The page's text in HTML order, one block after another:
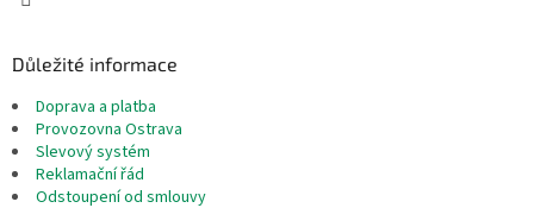
Důležité informace
Doprava a platba
Provozovna Ostrava
Slevový systém
Reklamační řád
Odstoupení od smlouvy